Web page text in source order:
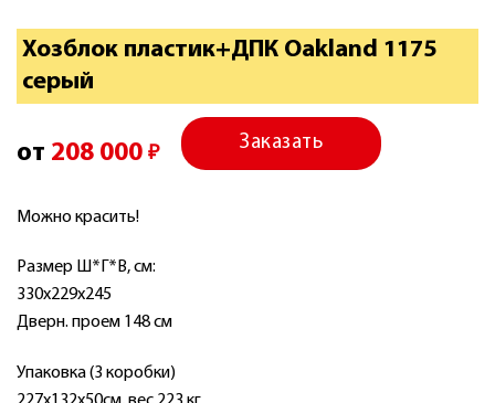
Хозблок пластик+ДПК Oakland 1175
серый
от 208 000 ₽
Заказать
Можно красить!
Размер Ш*Г*В, см:
330х229х245
Дверн. проем 148 см
Упаковка (3 коробки)